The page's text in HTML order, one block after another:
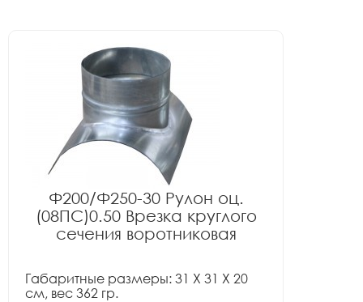
Ф200/Ф250-30 Рулон оц.
(08ПС)0.50 Врезка круглого
сечения воротниковая
Габаритные размеры: 31 X 31 X 20
см, вес 362 гр.